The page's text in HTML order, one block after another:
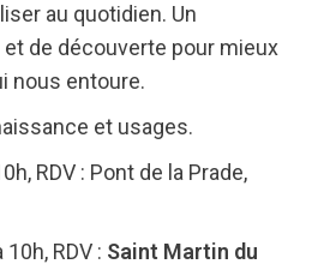
au quotidien. Un
et de découverte pour mieux
nous entoure.
et usages.
RDV : Pont de la Prade,
10h, RDV : Saint Martin du